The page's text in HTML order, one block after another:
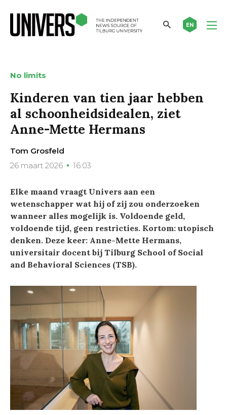
EN
No limits
Kinderen van tien jaar hebben
al schoonheidsidealen, ziet
Anne-Mette Hermans
Tom Grosfeld
26 maart 2026
16:03
Elke maand vraagt Univers aan een
wetenschapper wat hij of zij zou onderzoeken
wanneer alles mogelijk is. Voldoende geld,
voldoende tijd, geen restricties. Kortom: utopisch
denken. Deze keer: Anne-Mette Hermans,
universitair docent bij Tilburg School of Social
and Behavioral Sciences (TSB).